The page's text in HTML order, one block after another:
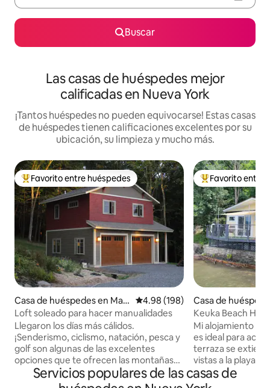
Buscar
Las casas de huéspedes mejor
calificadas en Nueva York
¡Tantos huéspedes no pueden equivocarse! Estas casas
de huéspedes tienen calificaciones excelentes por su
ubicación, su limpieza y mucho más.
De los mejores en Favorito entre huéspedes
Favorito entre huéspedes
Casa de huéspedes en Mar
garetville
Calificación promedio: 4.98 de
4.98 (198)
Loft soleado para hacer manualidades
Llegaron los días más cálidos.
¡Senderismo, ciclismo, natación, pesca y
golf son algunas de las excelentes
opciones que te ofrecen las montañas
Catskill! O simplemente relájate junto a
la fogata. Todavía hay algunas fechas
De los mejores
Favorito entre
Casa de
ka Park
Keuka Beach
en todo su
Mi alojamiento
es ideal para
terraza se
vistas a la playa y al
actividades al
propio sendero
Servicios populares de las casas de